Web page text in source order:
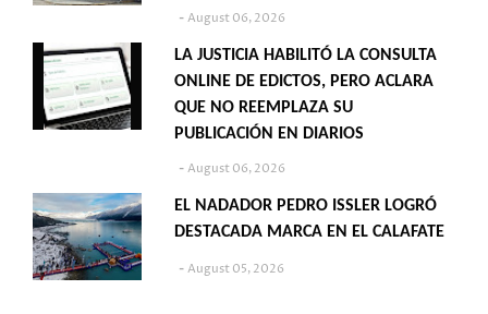
August 06, 2026
LA JUSTICIA HABILITÓ LA CONSULTA
ONLINE DE EDICTOS, PERO ACLARA
QUE NO REEMPLAZA SU
PUBLICACIÓN EN DIARIOS
August 06, 2026
EL NADADOR PEDRO ISSLER LOGRÓ
DESTACADA MARCA EN EL CALAFATE
August 05, 2026